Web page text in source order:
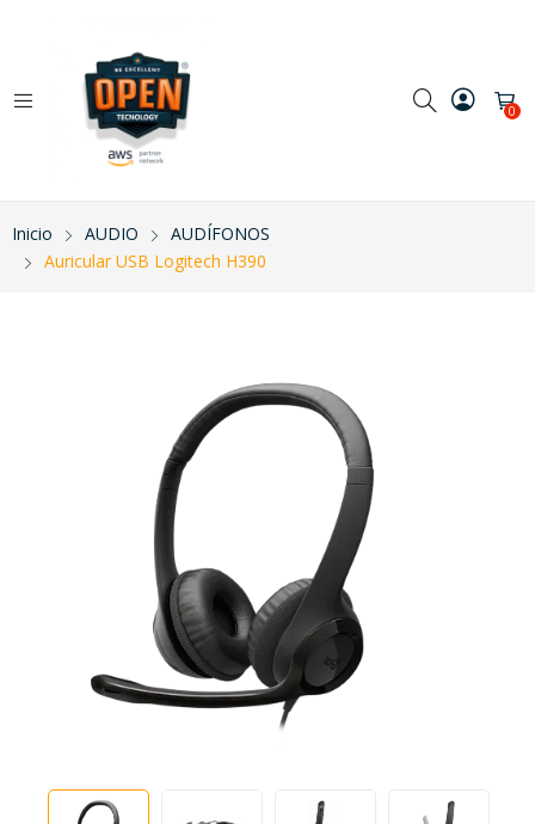
0
Inicio AUDIO
AUDÍFONOS
Auricular USB Logitech H390